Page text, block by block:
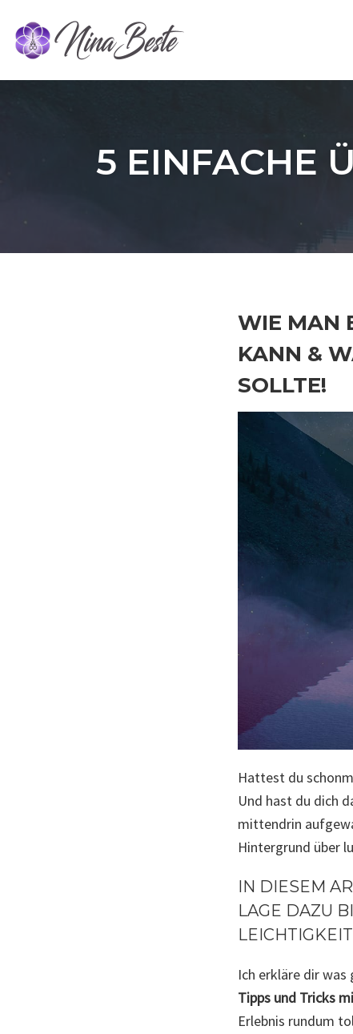
content
5 EINFACHE
WIE MAN
KANN &
SOLLTE!
Hattest du
Und hast du dich
mittendrin
Hintergrund über
IN DIESEM
LAGE DAZU
Ich erkläre dir
Tipps und Tricks
Erlebnis rundum